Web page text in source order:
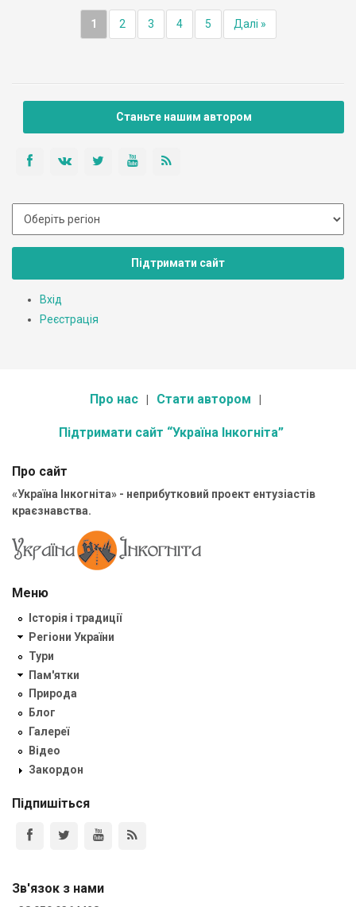
1 2 3 4 5 Далі »
Станьте нашим автором
Підтримати сайт
Вхід
Реєстрація
Про нас Стати автором
Підтримати сайт “Україна Інкогніта”
Про сайт
«Україна Інкогніта» - неприбутковий проект ентузіастів
краєзнавства.
Меню
Історія і традиції
Регіони України
Тури
Пам'ятки
Природа
Блог
Галереї
Відео
Закордон
Підпишіться
Зв'язок з нами